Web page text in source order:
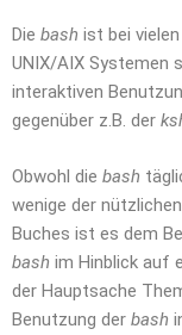
Die bash ist bei
UNIX/AIX Systemen
interaktiven
gegenüber z.B. der
Obwohl die bash
wenige der
Buches ist es dem
bash im Hinblick auf
der Hauptsache
Benutzung der bash